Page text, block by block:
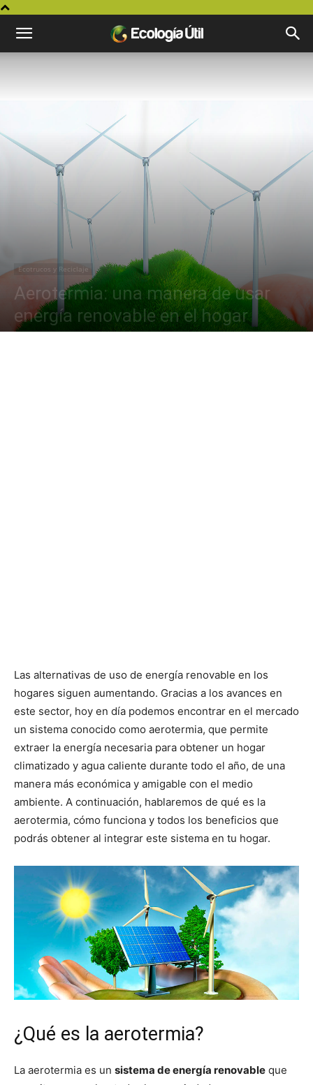
Ecotrucos y Reciclaje
Aerotermia: una manera de usar
energía renovable en el hogar
Las alternativas de uso de energía renovable en los
hogares siguen aumentando. Gracias a los avances en
este sector, hoy en día podemos encontrar en el mercado
un sistema conocido como aerotermia, que permite
extraer la energía necesaria para obtener un hogar
climatizado y agua caliente durante todo el año, de una
manera más económica y amigable con el medio
ambiente. A continuación, hablaremos de qué es la
aerotermia, cómo funciona y todos los beneficios que
podrás obtener al integrar este sistema en tu hogar.
¿Qué es la aerotermia?
La aerotermia es un sistema de energía renovable que